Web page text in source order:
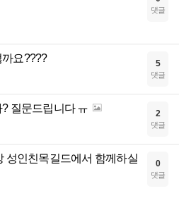
댓글
요???? 5
댓글
질문드립니다 ㅠ 2
댓글
성인친목길드에서 함께하실
0
댓글